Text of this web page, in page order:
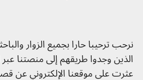
نرحب ترحيبا حارا بجميع الزوار
الذين وجدوا طريقهم إلى منصتنا
عثرت على موقعنا الإلكتروني عن